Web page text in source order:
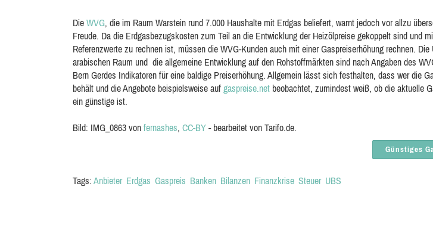
Die WVG, die im Raum Warstein rund 7.000 Haushalte mit Erdgas beliefert, warnt jedoch vor allzu
Freude. Da die Erdgasbezugskosten zum Teil an die Entwicklung der Heizölpreise gekoppelt sind und
Referenzwerte zu rechnen ist, müssen die WVG-Kunden auch mit einer Gaspreiserhöhung rechnen. Die
arabischen Raum und die allgemeine Entwicklung auf den Rohstoffmärkten sind nach Angaben des
Bern Gerdes Indikatoren für eine baldige Preiserhöhung. Allgemein lässt sich festhalten, dass wer die
behält und die Angebote beispielsweise auf gaspreise.net beobachtet, zumindest weiß, ob die aktuelle
ein günstige ist.
Bild: IMG_0863 von fernashes, CC-BY - bearbeitet von Tarifo.de.
Günstiges
Tags: Anbieter Erdgas Gaspreis Banken Bilanzen Finanzkrise Steuer UBS